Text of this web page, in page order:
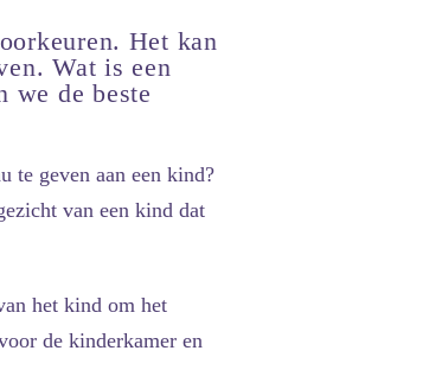
Het kan
Wat is een
we de beste
te geven aan een kind?
van een kind dat
het kind om het
de kinderkamer en